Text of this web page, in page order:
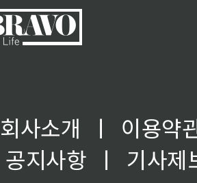
회사소개 ㅣ
이용약
공지사항
ㅣ
기사제